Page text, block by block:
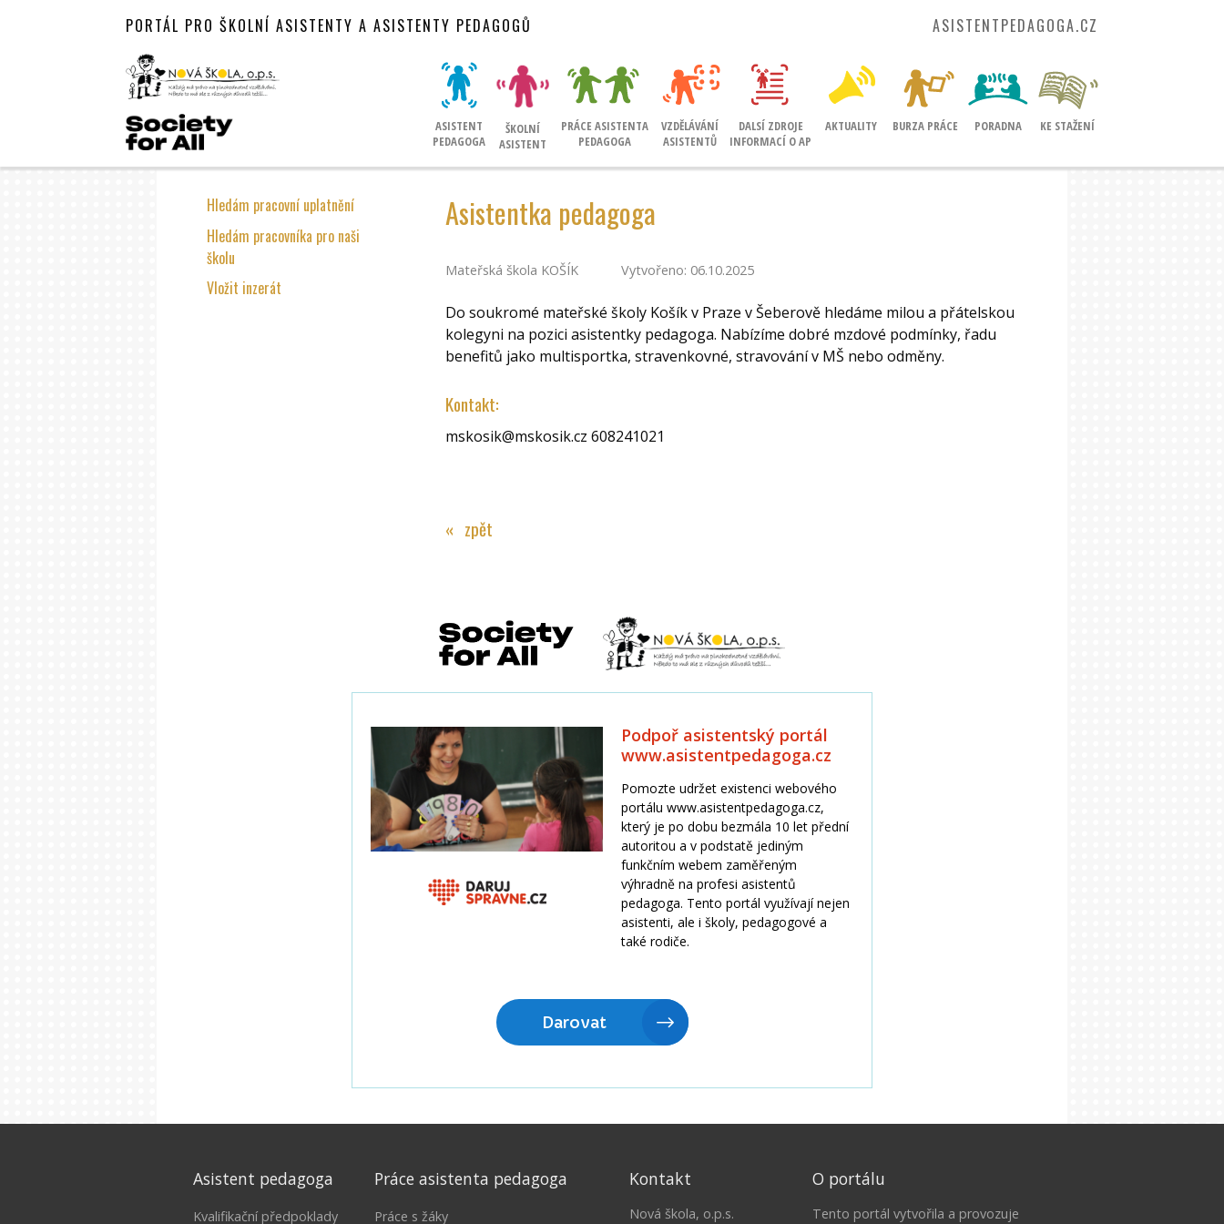
PORTÁL PRO ŠKOLNÍ ASISTENTY A ASISTENTY PEDAGOGŮ ASISTENTPEDAGOGA.CZ
ASISTENT
PEDAGOGA
ŠKOLNÍ
ASISTENT
PRÁCE ASISTENTA
PEDAGOGA
VZDĚLÁVÁNÍ
ASISTENTŮ
DALSÍ ZDROJE
INFORMACÍ O AP
AKTUALITY BURZA PRÁCE PORADNA KE STAŽENÍ
Hledám pracovní uplatnění
Hledám pracovníka pro naši
školu
Vložit inzerát
Asistentka pedagoga
Mateřská škola KOŠÍK Vytvořeno: 06.10.2025
Do soukromé mateřské školy Košík v Praze v Šeberově hledáme milou a přátelskou
kolegyni na pozici asistentky pedagoga. Nabízíme dobré mzdové podmínky, řadu
benefitů jako multisportka, stravenkovné, stravování v MŠ nebo odměny.
Kontakt:
mskosik@mskosik.cz 608241021
« zpět
Asistent pedagoga
Kvalifikační předpoklady
Práce asistenta pedagoga
Práce s žáky
Kontakt
Nová škola, o.p.s.
O portálu
Tento portál vytvořila a provozuje